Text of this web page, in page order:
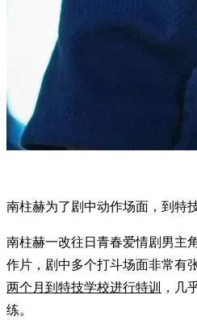
南柱赫为了剧中动作场面，到特
南柱赫一改往日青春爱情剧男主
作片，剧中多个打斗场面非常有
两个月到特技学校进行特训
，几
练。